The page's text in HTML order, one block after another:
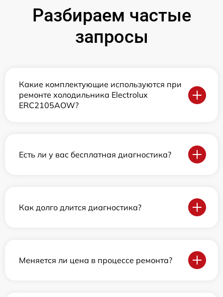
Разбираем частые
запросы
Какие комплектующие используются при
ремонте холодильника Electrolux
ERC2105AOW?
Есть ли у вас бесплатная диагностика?
Как долго длится диагностика?
Меняется ли цена в процессе ремонта?